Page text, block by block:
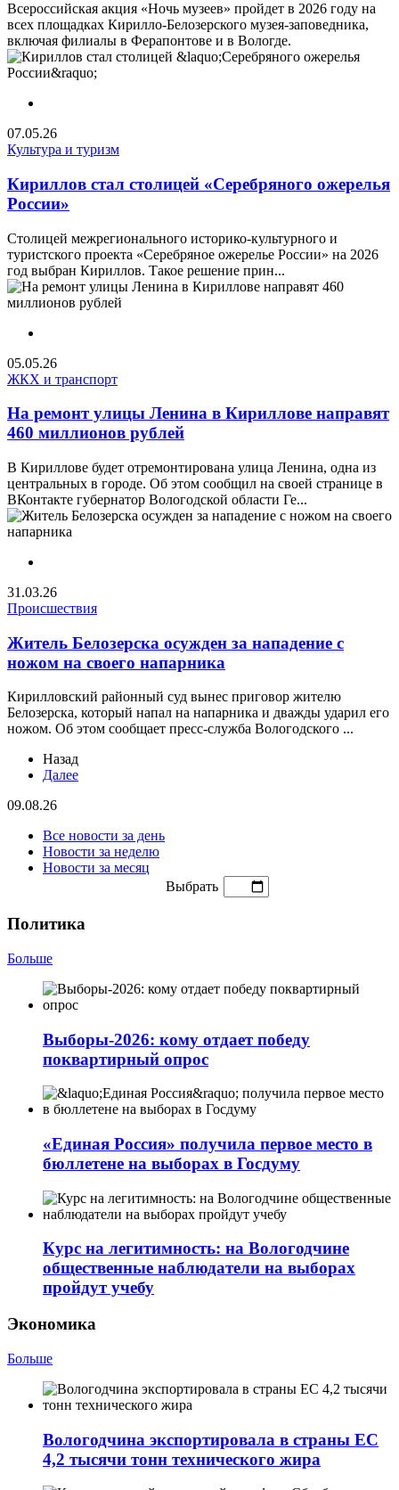
Всероссийская акция «Ночь музеев» пройдет в 2026 году на
всех площадках Кирилло-Белозерского музея-заповедника,
включая филиалы в Ферапонтове и в Вологде.
07.05.26
Культура и туризм
Кириллов стал столицей «Серебряного ожерелья
России»
Столицей межрегионального историко-культурного и
туристского проекта «Серебряное ожерелье России» на 2026
год выбран Кириллов. Такое решение прин...
05.05.26
ЖКХ и транспорт
На ремонт улицы Ленина в Кириллове направят
460 миллионов рублей
В Кириллове будет отремонтирована улица Ленина, одна из
центральных в городе. Об этом сообщил на своей странице в
ВКонтакте губернатор Вологодской области Ге...
31.03.26
Происшествия
Житель Белозерска осужден за нападение с
ножом на своего напарника
Кирилловский районный суд вынес приговор жителю
Белозерска, который напал на напарника и дважды ударил его
ножом. Об этом сообщает пресс-служба Вологодского ...
Назад
Далее
09.08.26
Все новости за день
Новости за неделю
Новости за месяц
Выбрать
Политика
Больше
Выборы-2026: кому отдает победу
поквартирный опрос
«Единая Россия» получила первое место в
бюллетене на выборах в Госдуму
Курс на легитимность: на Вологодчине
общественные наблюдатели на выборах
пройдут учебу
Экономика
Больше
Вологодчина экспортировала в страны ЕС
4,2 тысячи тонн технического жира